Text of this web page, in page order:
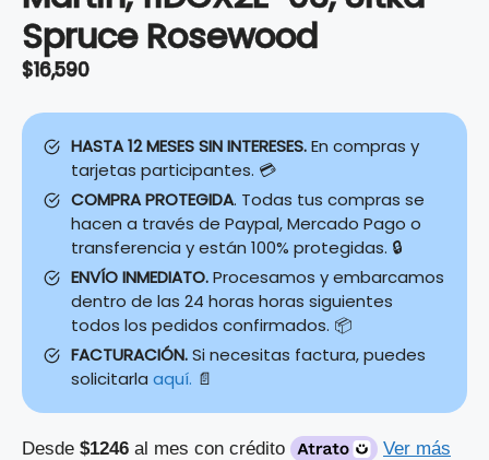
Spruce Rosewood
$16,590
HASTA 12 MESES SIN INTERESES.En compras y
tarjetas participantes. 💳
COMPRA PROTEGIDA. Todas tus compras se
hacen a través de Paypal, Mercado Pago o
transferencia y están 100% protegidas. 🔒
ENVÍO INMEDIATO.Procesamos y embarcamos
dentro de las 24 horas horas siguientes
todos los pedidos confirmados. 📦
FACTURACIÓN.Si necesitas factura, puedes
solicitarla aquí. 📄
Desde $1246 al mes con crédito Ver más